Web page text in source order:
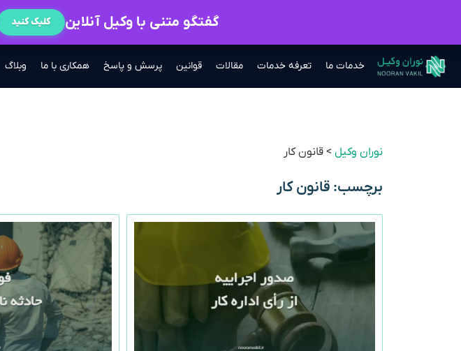
گفتگو متنی با وکیل آنلاین کلیک کنید
خدمات ما تعرفه خدمات مقالات قوانین پرسش و پاسخ همکاری با ما وبلاگ
نوران وکیل > قانون کار
برچسب: قانون کار